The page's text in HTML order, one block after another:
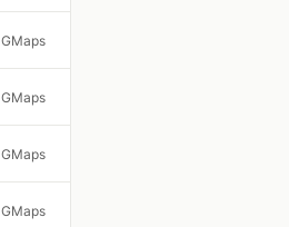
GMaps
GMaps
GMaps
GMaps